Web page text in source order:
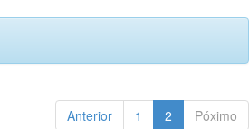
Anterior 1 2 Póximo